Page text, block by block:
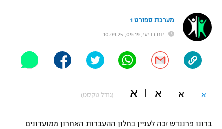
"מחצית בשכונה" – פודקאסט
משתתפים וזוכים בפרסים
תקנון משתתפים וזוכים בפרסים
תקנון עבור פעילות אלקטרה
היאבקות WWE
אופניים
ספורט מוטורי
כדורמים
מערכת ספורט 1
יום רביעי, 09:19, 10.09.25
א א א א (גודל טקסט)
ברונו פרננדש זכה לעניין בחלון ההעברות האחרון ממועדונים